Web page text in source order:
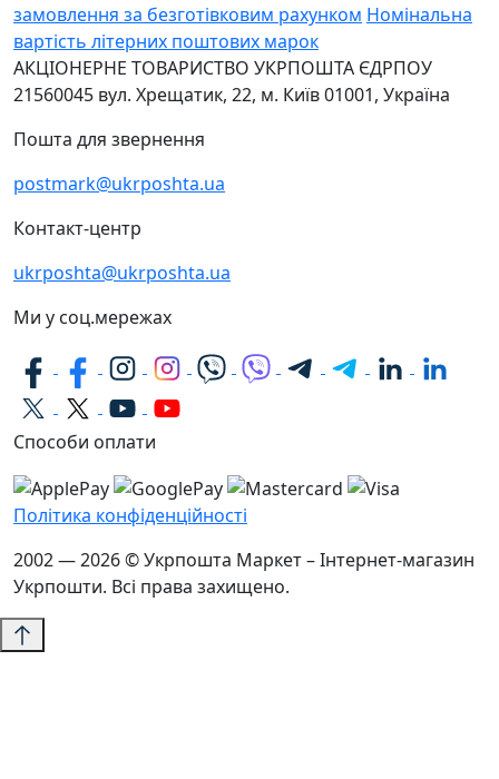
замовлення за безготівковим рахунком Номінальна
вартість літерних поштових марок
АКЦІОНЕРНЕ ТОВАРИСТВО УКРПОШТА ЄДРПОУ
21560045 вул. Хрещатик, 22, м. Київ01001, Україна
Пошта для звернення
postmark@ukrposhta.ua
Контакт-центр
ukrposhta@ukrposhta.ua
Ми у соц.мережах
Способи оплати
Політика конфіденційності
2002 — 2026 © Укрпошта Маркет – Інтернет-магазин
Укрпошти. Всі права захищено.